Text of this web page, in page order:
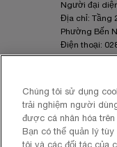
Người đại
Địa chỉ: Tầng
Phường Bến
Điện thoại:
Email:
Chúng tôi sử dụng
trải nghiệm người
được cá nhân hóa
Bạn có thể quản lý